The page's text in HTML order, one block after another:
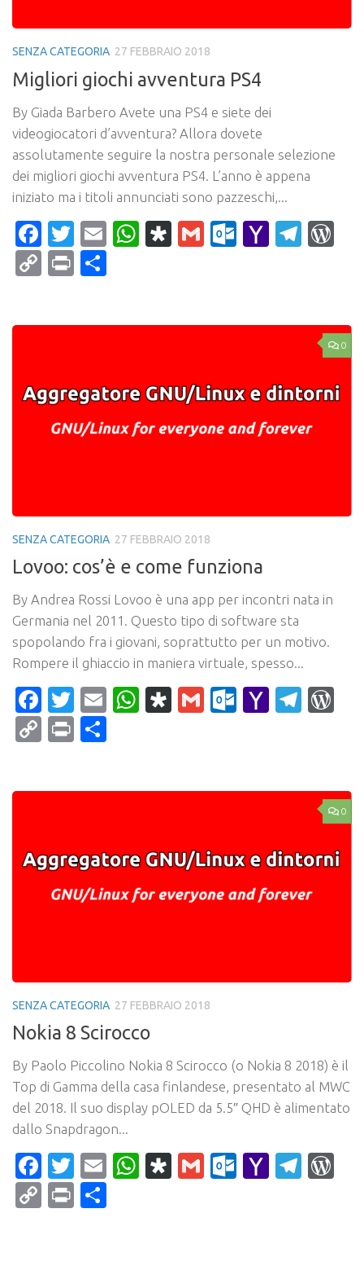
SENZA CATEGORIA 27 FEBBRAIO 2018
Migliori giochi avventura PS4
By Giada Barbero Avete una PS4 e siete dei
videogiocatori d’avventura? Allora dovete
assolutamente seguire la nostra personale selezione
dei migliori giochi avventura PS4. L’anno è appena
iniziato ma i titoli annunciati sono pazzeschi,...
Facebook
Twitter
EmailWhatsApp
Diaspora
Gmail Yahoo
CopyPrint
0
SENZA CATEGORIA 27 FEBBRAIO 2018
Lovoo: cos’è e come funziona
By Andrea Rossi Lovoo è una app per incontri nata in
Germania nel 2011. Questo tipo di software sta
spopolando fra i giovani, soprattutto per un motivo.
Rompere il ghiaccio in maniera virtuale, spesso...
Facebook
Twitter
EmailWhatsApp
Diaspora
Gmail Yahoo
CopyPrint
0
SENZA CATEGORIA 27 FEBBRAIO 2018
Nokia 8 Scirocco
By Paolo Piccolino Nokia 8 Scirocco (o Nokia 8 2018) è il
Top di Gamma della casa finlandese, presentato al MWC
del 2018. Il suo display pOLED da 5.5″ QHD è alimentato
dallo Snapdragon...
Facebook
Twitter
EmailWhatsApp
Diaspora
Gmail Yahoo
CopyPrint